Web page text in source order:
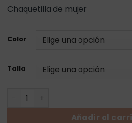
Chaquetilla de mujer
Color
Talla
Chaqueta de Cocina Starred
Añadir al